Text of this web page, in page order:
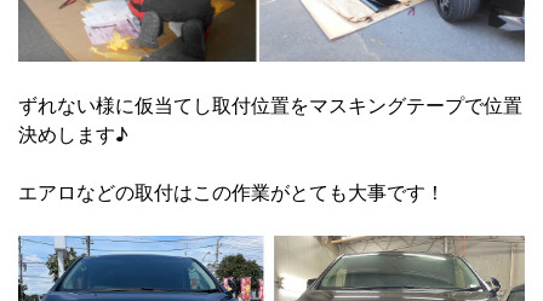
ずれない様に仮当てし取付位置をマスキングテープで位置
決めします♪
エアロなどの取付はこの作業がとても大事です！